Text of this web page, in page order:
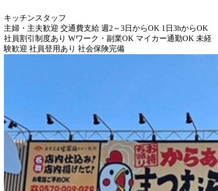
キッチンスタッフ
主婦・主夫歓迎 交通費支給 週2～3日からOK 1日3hからOK
社員割引制度あり Wワーク・副業OK マイカー通勤OK 未経
験歓迎 社員登用あり 社会保険完備